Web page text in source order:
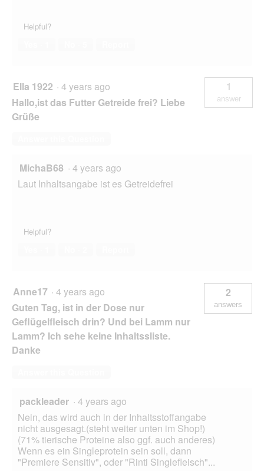
Helpful?
Ella 1922 · 4 years ago
Hallo,ist das Futter Getreide frei? Liebe
Grüße
1
answer
MichaB68 · 4 years ago
Laut Inhaltsangabe ist es Getreidefrei
Helpful?
Anne17 · 4 years ago
Guten Tag, ist in der Dose nur
Geflügelfleisch drin? Und bei Lamm nur
Lamm? Ich sehe keine Inhaltssliste.
Danke
2
answers
packleader · 4 years ago
Nein, das wird auch in der Inhaltsstoffangabe
nicht ausgesagt.(steht weiter unten im Shop!)
(71% tierische Proteine also ggf. auch anderes)
Wenn es ein Singleprotein sein soll, dann
"Premiere Sensitiv", oder "Rinti Singlefleisch"...